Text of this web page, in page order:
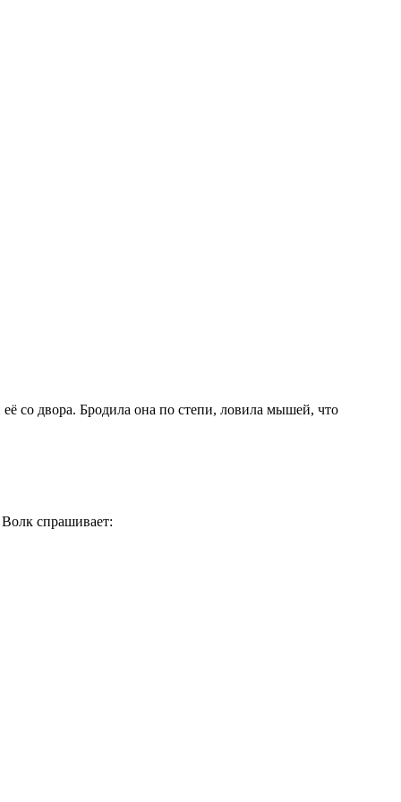
её со двора. Бродила она по степи, ловила мышей, что
Волк спрашивает: